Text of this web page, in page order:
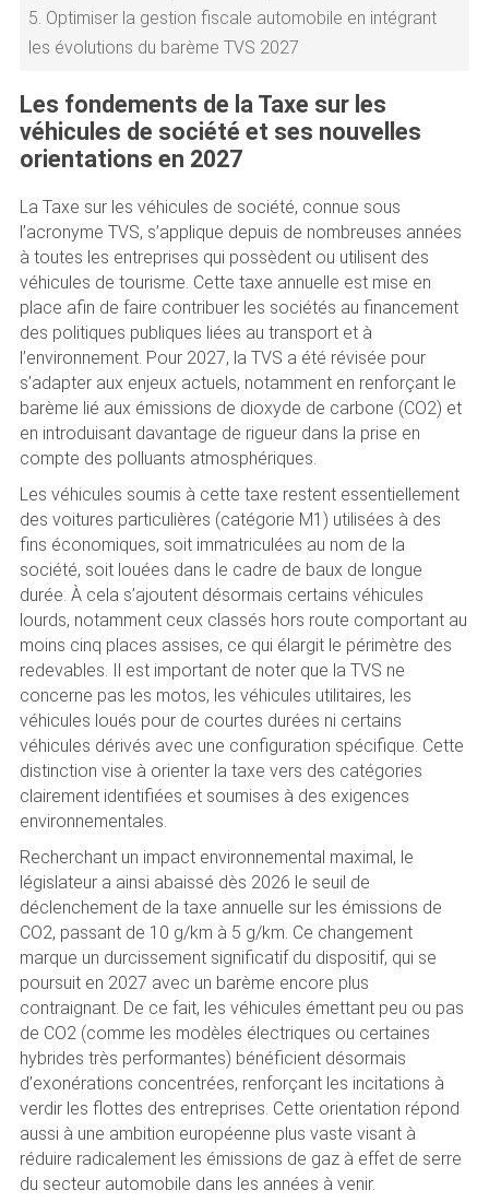
5. Optimiser la gestion fiscale automobile en intégrant
les évolutions du barème TVS 2027
Les fondements de la Taxe sur les
véhicules de société et ses nouvelles
orientations en 2027
La Taxe sur les véhicules de société, connue sous
l’acronyme TVS, s’applique depuis de nombreuses années
à toutes les entreprises qui possèdent ou utilisent des
véhicules de tourisme. Cette taxe annuelle est mise en
place afin de faire contribuer les sociétés au financement
des politiques publiques liées au transport et à
l’environnement. Pour 2027, la TVS a été révisée pour
s’adapter aux enjeux actuels, notamment en renforçant le
barème lié aux émissions de dioxyde de carbone (CO2) et
en introduisant davantage de rigueur dans la prise en
compte des polluants atmosphériques.
Les véhicules soumis à cette taxe restent essentiellement
des voitures particulières (catégorie M1) utilisées à des
fins économiques, soit immatriculées au nom de la
société, soit louées dans le cadre de baux de longue
durée. À cela s’ajoutent désormais certains véhicules
lourds, notamment ceux classés hors route comportant au
moins cinq places assises, ce qui élargit le périmètre des
redevables. Il est important de noter que la TVS ne
concerne pas les motos, les véhicules utilitaires, les
véhicules loués pour de courtes durées ni certains
véhicules dérivés avec une configuration spécifique. Cette
distinction vise à orienter la taxe vers des catégories
clairement identifiées et soumises à des exigences
environnementales.
Recherchant un impact environnemental maximal, le
législateur a ainsi abaissé dès 2026 le seuil de
déclenchement de la taxe annuelle sur les émissions de
CO2, passant de 10 g/km à 5 g/km. Ce changement
marque un durcissement significatif du dispositif, qui se
poursuit en 2027 avec un barème encore plus
contraignant. De ce fait, les véhicules émettant peu ou pas
de CO2 (comme les modèles électriques ou certaines
hybrides très performantes) bénéficient désormais
d’exonérations concentrées, renforçant les incitations à
verdir les flottes des entreprises. Cette orientation répond
aussi à une ambition européenne plus vaste visant à
réduire radicalement les émissions de gaz à effet de serre
du secteur automobile dans les années à venir.